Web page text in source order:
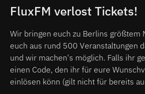
FluxFM verlost Tickets!
Wir bringen euch zu Berlins größtem
euch aus rund 500 Veranstaltungen
und wir machen's möglich. Falls ihr
einen Code, den ihr für eure
einlösen könn (gilt nicht für bereits